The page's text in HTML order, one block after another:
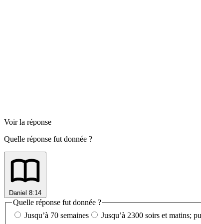
Voir la réponse
Quelle réponse fut donnée ?
Daniel 8:14
Quelle réponse fut donnée ?
Jusqu’à 70 semaines
Jusqu’à 2300 soirs et matins;